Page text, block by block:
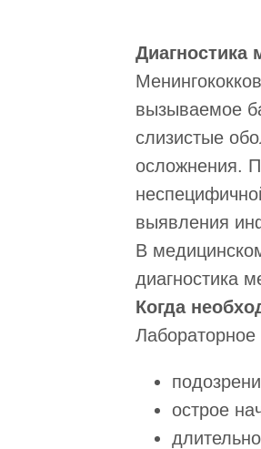
Диагностика
вызываемое
слизистые
осложнения.
выявления
В
диагностика
Когда
острое